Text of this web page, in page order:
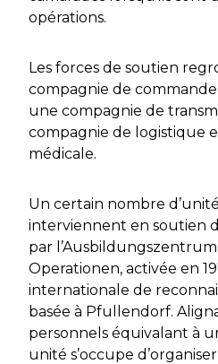
opérations.
Les forces de soutien
compagnie de
une compagnie de
compagnie de logistique
médicale.
Un certain nombre
interviennent en soutien
par l’Ausbildungszentrum
Operationen, activée en
internationale de
basée à Pfullendorf.
personnels équivalant à
unité s’occupe